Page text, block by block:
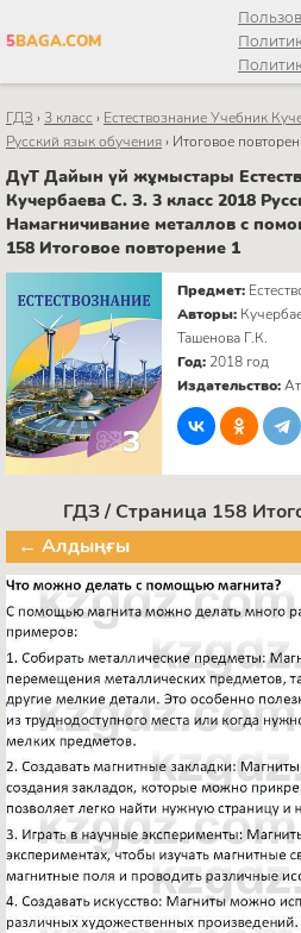
5BAGA.COM
ГДЗ › 3 класс › Естествознание Учебник
Русский язык обучения› Итоговое
ДүТ Дайын үй жұмыстары
Кучербаева C. З. 3 класс 2018
Намагничивание металлов с
158 Итоговое повторение 1
Предмет:
Авторы:
Ташенова Г.К.
Год: 2018 год
Издательство:
ГДЗ / Страница 158
← Алдыңғы